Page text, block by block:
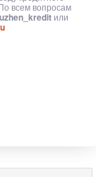
всем вопросам
или